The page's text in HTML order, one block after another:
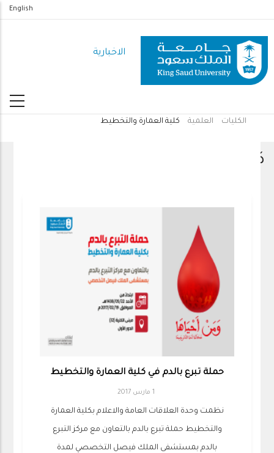
المحتوى
الرئيسي
English
الاخبارية
التنقل
الكليات العلمية كلية العمارة والتخطيط
كلية العمارة والتخطيط
حملة تبرع بالدم في كلية العمارة والتخطيط
1 مارس 2017
نظمت وحدة العلاقات العامة والاعلام بكلية العمارة
والتخطيط حملة تبرع بالدم بالتعاون مع مركز التبرع
بالدم بمستشفى الملك فيصل التخصصي لمدة